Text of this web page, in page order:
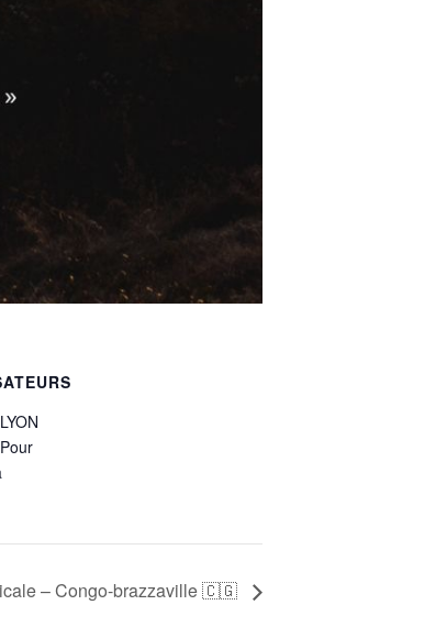
– Congo-brazzaville 🇨🇬